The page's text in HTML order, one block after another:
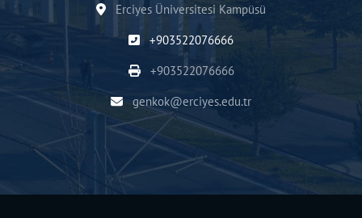
Erciyes Üniversitesi Kampüsü
+903522076666
+903522076666
genkok@erciyes.edu.tr